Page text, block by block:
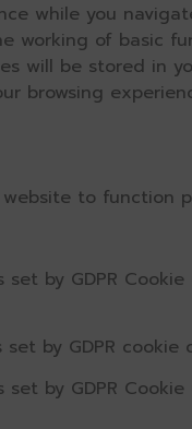
while you
working of basic
will be stored in
browsing
to
set by GDPR
set by GDPR
set by GDPR